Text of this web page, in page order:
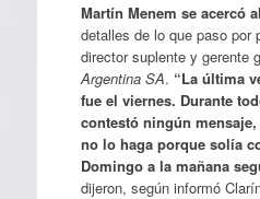
Martín Menem se acercó
detalles de lo que paso por
director suplente y gerente
Argentina SA. “La última
fue el viernes. Durante
contestó ningún
no lo haga porque solía
Domingo a la mañana
dijeron, según informó